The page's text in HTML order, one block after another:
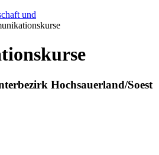
und
Hochsauerland/Soest